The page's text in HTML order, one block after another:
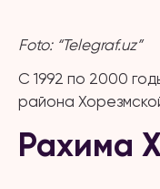
Foto: “Telegraf.uz”
С 1992 по 2000
района
Рахима